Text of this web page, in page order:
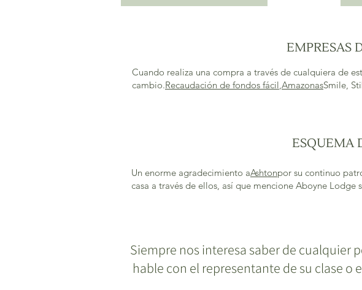
EMPRESAS
Cuando realiza una compra a través de cualquiera de
cambio.Recaudación de fondos fácil,AmazonasSmile,
ESQUEMA
Un enorme agradecimiento aAshtonpor su continuo
casa a través de ellos, así que mencione Aboyne
Siempre nos interesa saber de cualquier
hable con el representante de su clase o